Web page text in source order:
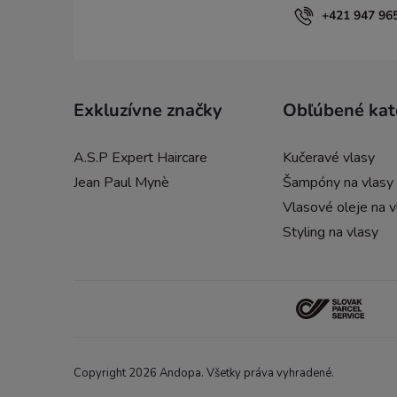
+421 947
Exkluzívne značky
A.S.P Expert Haircare
Jean Paul Mynè
Obľúbené
Kučeravé vlasy
Šampóny na vlasy
Vlasové oleje na
Styling na vlasy
Copyright 2026 Andopa. Všetky práva vyhradené.